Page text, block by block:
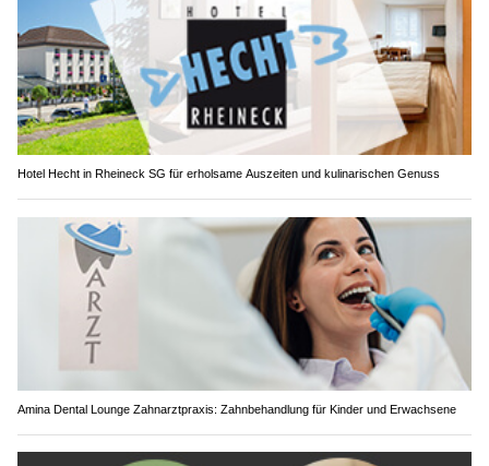
Hotel Hecht in Rheineck SG für erholsame Auszeiten und kulinarischen Genuss
Amina Dental Lounge Zahnarztpraxis: Zahnbehandlung für Kinder und Erwachsene